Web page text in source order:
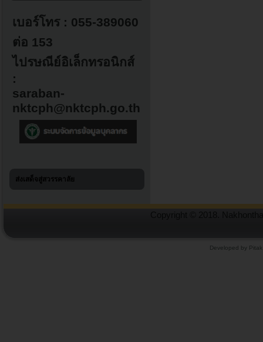
เบอร์โทร : 055-389060
ต่อ 153
ไปรษณีย์อิเล็กทรอนิกส์
:
saraban-
nktcph@nktcph.go.th
ส่งเสด็จสู่สวรรคาลัย
Developed by